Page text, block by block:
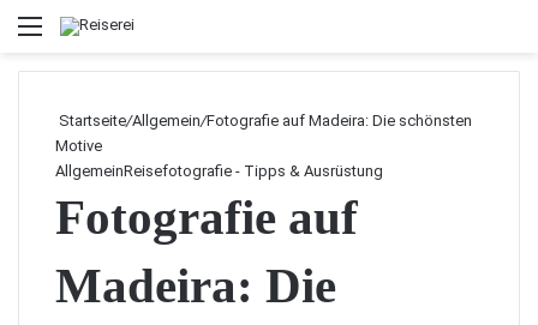
Menü
Startseite/Allgemein/Fotografie auf Madeira: Die schönsten
Motive
AllgemeinReisefotografie - Tipps & Ausrüstung
Fotografie auf
Madeira: Die